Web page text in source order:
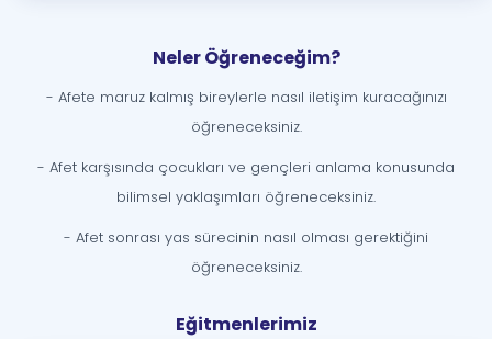
Neler Öğreneceğim?
- Afete maruz kalmış bireylerle nasıl iletişim kuracağınızı
öğreneceksiniz.
- Afet karşısında çocukları ve gençleri anlama konusunda
bilimsel yaklaşımları öğreneceksiniz.
- Afet sonrası yas sürecinin nasıl olması gerektiğini
öğreneceksiniz.
Eğitmenlerimiz